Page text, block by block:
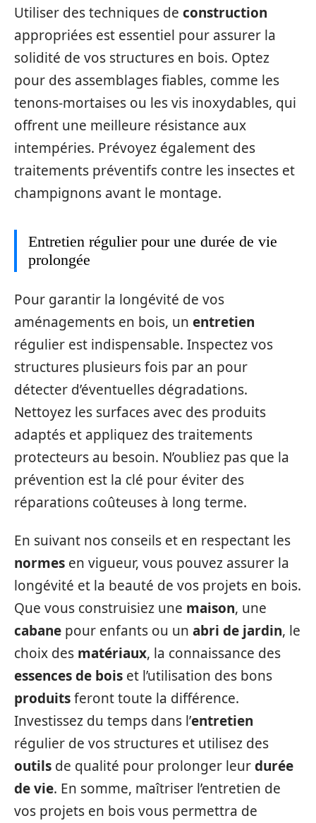
Utiliser des techniques de construction
appropriées est essentiel pour assurer la
solidité de vos structures en bois. Optez
pour des assemblages fiables, comme les
tenons-mortaises ou les vis inoxydables, qui
offrent une meilleure résistance aux
intempéries. Prévoyez également des
traitements préventifs contre les insectes et
champignons avant le montage.
Entretien régulier pour une durée de vie
prolongée
Pour garantir la longévité de vos
aménagements en bois, un entretien
régulier est indispensable. Inspectez vos
structures plusieurs fois par an pour
détecter d’éventuelles dégradations.
Nettoyez les surfaces avec des produits
adaptés et appliquez des traitements
protecteurs au besoin. N’oubliez pas que la
prévention est la clé pour éviter des
réparations coûteuses à long terme.
En suivant nos conseils et en respectant les
normes en vigueur, vous pouvez assurer la
longévité et la beauté de vos projets en bois.
Que vous construisiez une maison, une
cabane pour enfants ou un abri de jardin, le
choix des matériaux, la connaissance des
essences de bois et l’utilisation des bons
produitsferont toute la différence.
Investissez du temps dans l’entretien
régulier de vos structures et utilisez des
outils de qualité pour prolonger leurdurée
de vie. En somme, maîtriser l’entretien de
vos projets en bois vous permettra de